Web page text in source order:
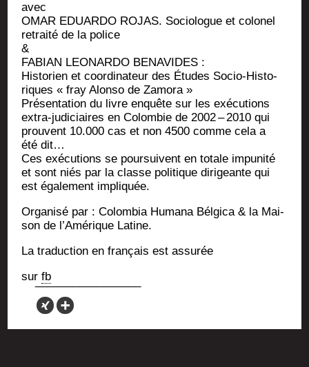
avec
OMAR EDUARDO ROJAS. Socio­logue et colo­nel
retrai­té de la police
&
FABIAN LEONARDO BENAVIDES :
His­to­rien et coor­di­na­teur des Études Socio-His­to­
riques « fray Alon­so de Zamora »
Pré­sen­ta­tion du livre enquête sur les exé­cu­tions
extra-judi­ciaires en Colom­bie de 2002 – 2010 qui
prouvent 10.000 cas et non 4500 comme cela a
été dit…
Ces exé­cu­tions se pour­suivent en totale impu­ni­té
et sont niés par la classe poli­tique diri­geante qui
est éga­le­ment impliquée.
Orga­ni­sé par : Colom­bia Huma­na Bél­gi­ca & la Mai­
son de l’Amérique Latine.
La tra­duc­tion en fran­çais est assurée
surfb